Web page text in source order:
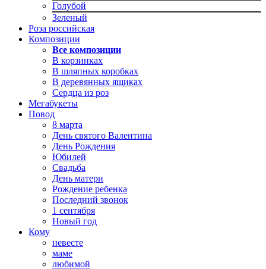
Голубой
Зеленый
Роза российская
Композиции
Все композиции
В корзинках
В шляпных коробках
В деревянных ящиках
Сердца из роз
Мегабукеты
Повод
8 марта
День святого Валентина
День Рождения
Юбилей
Свадьба
День матери
Рождение ребенка
Последний звонок
1 сентября
Новый год
Кому
невесте
маме
любимой